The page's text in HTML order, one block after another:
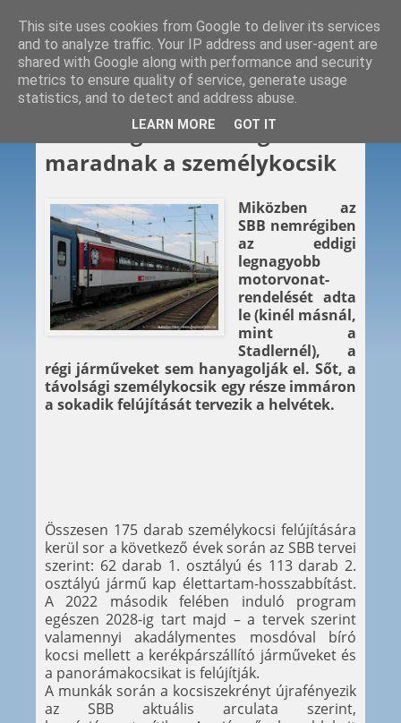
2022. 03. 03.
SBB: még évtizedekig
maradnak a személykocsik
Miközben az
SBB nemrégiben
az eddigi
legnagyobb
motorvonat-
rendelését adta
le (kinél másnál,
mint a
Stadlernél), a
régi járműveket sem hanyagolják el. Sőt, a
távolsági személykocsik egy része immáron
a sokadik felújítását tervezik a helvétek.
Összesen 175 darab személykocsi felújítására
kerül sor a következő évek során az SBB tervei
szerint: 62 darab 1. osztályú és 113 darab 2.
osztályú jármű kap élettartam-hosszabbítást.
A 2022 második felében induló program
egészen 2028-ig tart majd – a tervek szerint
valamennyi akadálymentes mosdóval bíró
kocsi mellett a kerékpárszállító járműveket és
a panorámakocsikat is felújítják.
A munkák során a kocsiszekrényt újrafényezik
az SBB aktuális arculata szerint,
This site uses cookies from Google to deliver its services
and to analyze traffic. Your IP address and user-agent are
shared with Google along with performance and security
metrics to ensure quality of service, generate usage
statistics, and to detect and address abuse.
LEARN MORE GOT IT